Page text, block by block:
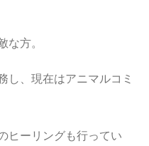
な方。
し、現在はアニマルコミ
ヒーリングも行ってい